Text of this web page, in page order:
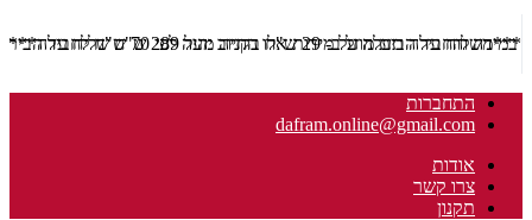
***משלוח עד הבית מוזל ב- 29 ש"ח בקניה מעל 289 ש"ח שליח עד הבית ***
התחברות
dafram.online@gmail.com
אודות
צרו קשר
תקנון